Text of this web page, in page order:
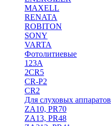
MAXELL
RENATA
ROBITON
SONY
VARTA
Фотолитиевые
123A
2CR5
CR-P2
CR2
Для слуховых аппаратов
ZA10, PR70
ZA13, PR48